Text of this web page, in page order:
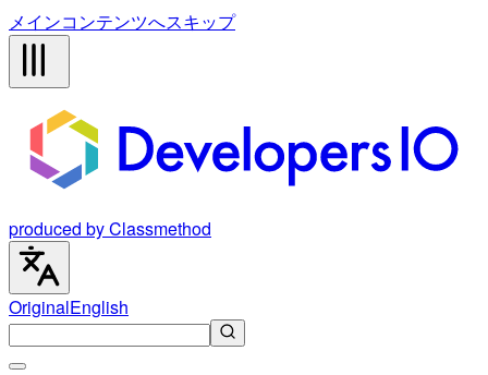
メインコンテンツへスキップ
produced by Classmethod
OriginalEnglish